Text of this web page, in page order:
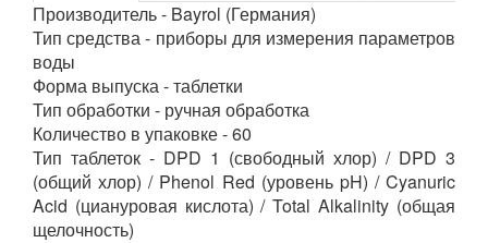
Производитель - Bayrol (Германия)
Тип средства - приборы для измерения параметров
воды
Форма выпуска - таблетки
Тип обработки - ручная обработка
Количество в упаковке - 60
Тип таблеток - DPD 1 (свободный хлор) / DPD 3
(общий хлор) / Phenol Red (уровень pH) / Cyanuric
Acid (циануровая кислота) / Total Alkalinity (общая
щелочность)